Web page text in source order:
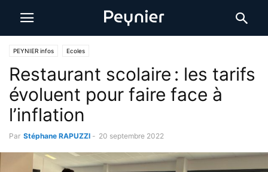
PEYNIER infos Ecoles
Restaurant scolaire : les tarifs
évoluent pour faire face à
l’inflation
Par Stéphane RAPUZZI - 20 septembre 2022